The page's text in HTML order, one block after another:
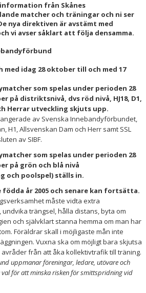
från Skånes
matcher och träningar och ni ser
nya direktiven är avstämt med
vi avser såklart att följa densamma.
med idag 28 oktober till och med 17
som spelas under perioden 28
på distriktsnivå, dvs röd nivå, HJ18, D1,
Herrar utveckling skjuts upp.
av Svenska Innebandyförbundet,
H1, Allsvenskan Dam och Herr samt SSL
av SIBF.
som spelas under perioden 28
på grön och blå nivå
och poolspel) ställs in.
år 2005 och senare kan fortsätta.
måste vidta extra
trängsel, hålla distans, byta om
och självklart stanna hemma om man har
Föräldrar skall i möjligaste mån inte
Vuxna ska om möjligt bara skjutsa
från att åka kollektivtrafik till träning.
uppmanar föreningar, ledare, utövare och
för att minska risken för smittspridning vid